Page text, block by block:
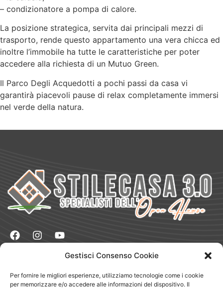
Gestisci Consenso Cookie
Per fornire le migliori esperienze, utilizziamo tecnologie come i cookie
per memorizzare e/o accedere alle informazioni del dispositivo. Il
– condizionatore a pompa di calore.
La posizione strategica, servita dai principali mezzi di
trasporto, rende questo appartamento una vera chicca ed
inoltre l’immobile ha tutte le caratteristiche per poter
accedere alla richiesta di un Mutuo Green.
Il Parco Degli Acquedotti a pochi passi da casa vi
garantirà piacevoli pause di relax completamente immersi
nel verde della natura.
Comprare